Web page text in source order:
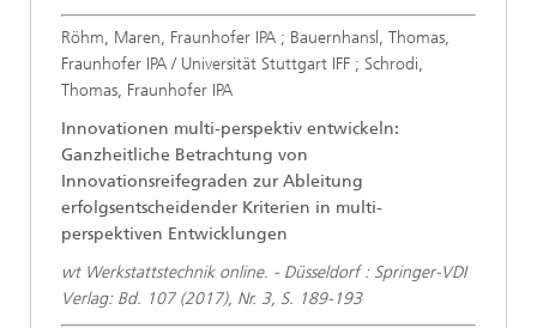
Röhm, Maren, Fraunhofer IPA ; Bauernhansl, Thomas,
Fraunhofer IPA / Universität Stuttgart IFF ; Schrodi,
Thomas, Fraunhofer IPA
Innovationen multi-perspektiv entwickeln:
Ganzheitliche Betrachtung von
Innovationsreifegraden zur Ableitung
erfolgsentscheidender Kriterien in multi-
perspektiven Entwicklungen
wt Werkstattstechnik online. - Düsseldorf : Springer-VDI
Verlag: Bd. 107 (2017), Nr. 3, S. 189-193